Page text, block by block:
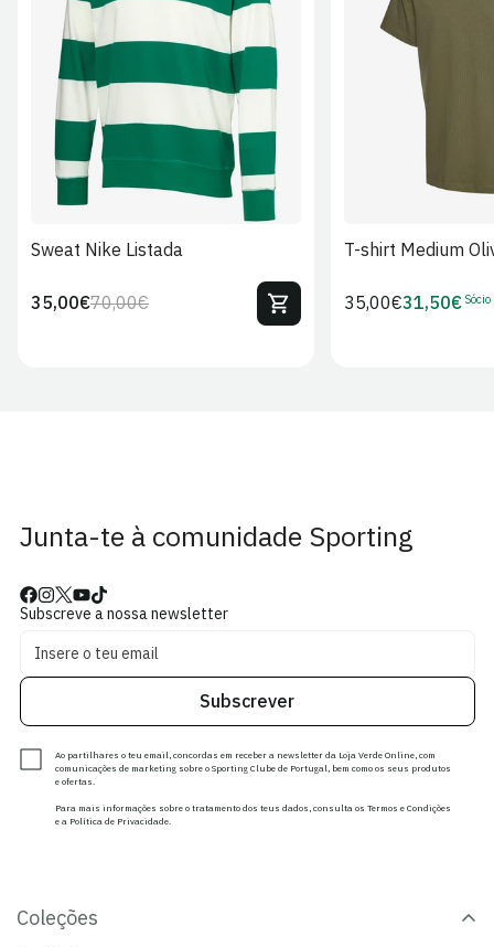
S XL 2XL
Sweat Nike Listada
Preço
70,00€Preço
35,00€
T-shirt Medium
Preço
35,00€Preço
31,50€ Sócio
Junta-te à comunidade Sporting
Subscreve a nossa newsletter
Subscrever
Ao partilhares o teu email, concordas em receber a newsletter da Loja Verde Online, com
comunicações de marketing sobre o Sporting Clube de Portugal, bem como os seus produtos
e ofertas.
Para mais informações sobre o tratamento dos teus dados, consulta os Termos e Condições
e a Política de Privacidade.
Coleções